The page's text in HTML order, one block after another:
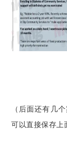
（后面还有几
可以直接保存上